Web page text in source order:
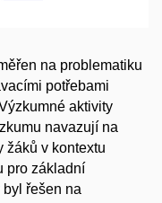
na problematiku
potřebami
aktivity
navazují na
žáků v kontextu
pro základní
řešen na